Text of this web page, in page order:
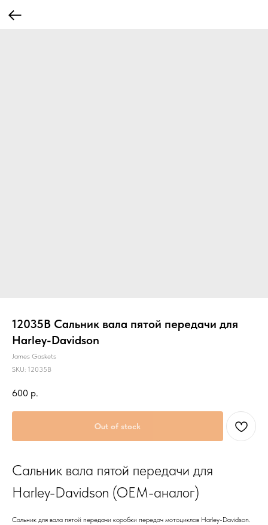
12035B Сальник вала пятой передачи для
Harley-Davidson
James Gaskets
SKU: 12035B
600 р.
Out of stock
Сальник вала пятой передачи для
Harley-Davidson (OEM-аналог)
Сальник для вала пятой передачи коробки передач мотоциклов Harley-Davidson.